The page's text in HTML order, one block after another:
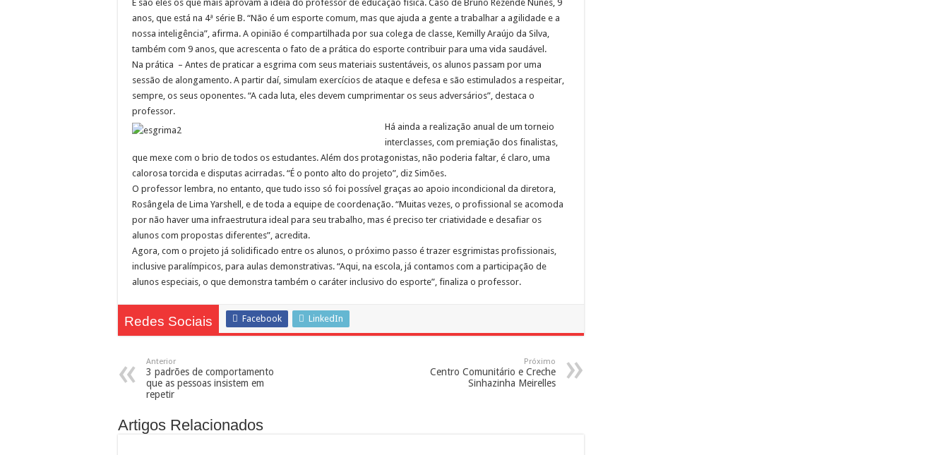
E são eles os que mais aprovam a ideia do professor de educação física. Caso de Bruno Rezende Nunes, 9
anos, que está na 4ª série B. “Não é um esporte comum, mas que ajuda a gente a trabalhar a agilidade e a
nossa inteligência”, afirma. A opinião é compartilhada por sua colega de classe, Kemilly Araújo da Silva,
também com 9 anos, que acrescenta o fato de a prática do esporte contribuir para uma vida saudável.
Na prática – Antes de praticar a esgrima com seus materiais sustentáveis, os alunos passam por uma
sessão de alongamento. A partir daí, simulam exercícios de ataque e defesa e são estimulados a respeitar,
sempre, os seus oponentes. “A cada luta, eles devem cumprimentar os seus adversários”, destaca o
professor.
Há ainda a realização anual de um torneio
interclasses, com premiação dos finalistas,
que mexe com o brio de todos os estudantes. Além dos protagonistas, não poderia faltar, é claro, uma
calorosa torcida e disputas acirradas. “É o ponto alto do projeto”, diz Simões.
O professor lembra, no entanto, que tudo isso só foi possível graças ao apoio incondicional da diretora,
Rosângela de Lima Yarshell, e de toda a equipe de coordenação. “Muitas vezes, o profissional se acomoda
por não haver uma infraestrutura ideal para seu trabalho, mas é preciso ter criatividade e desafiar os
alunos com propostas diferentes”, acredita.
Agora, com o projeto já solidificado entre os alunos, o próximo passo é trazer esgrimistas profissionais,
inclusive paralímpicos, para aulas demonstrativas. “Aqui, na escola, já contamos com a participação de
alunos especiais, o que demonstra também o caráter inclusivo do esporte”, finaliza o professor.
Redes Sociais Facebook LinkedIn
Anterior
3 padrões de comportamento
que as pessoas insistem em
repetir
Próximo
Centro Comunitário e Creche
Sinhazinha Meirelles
Artigos Relacionados